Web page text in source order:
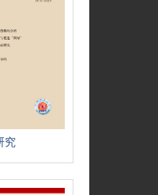
究